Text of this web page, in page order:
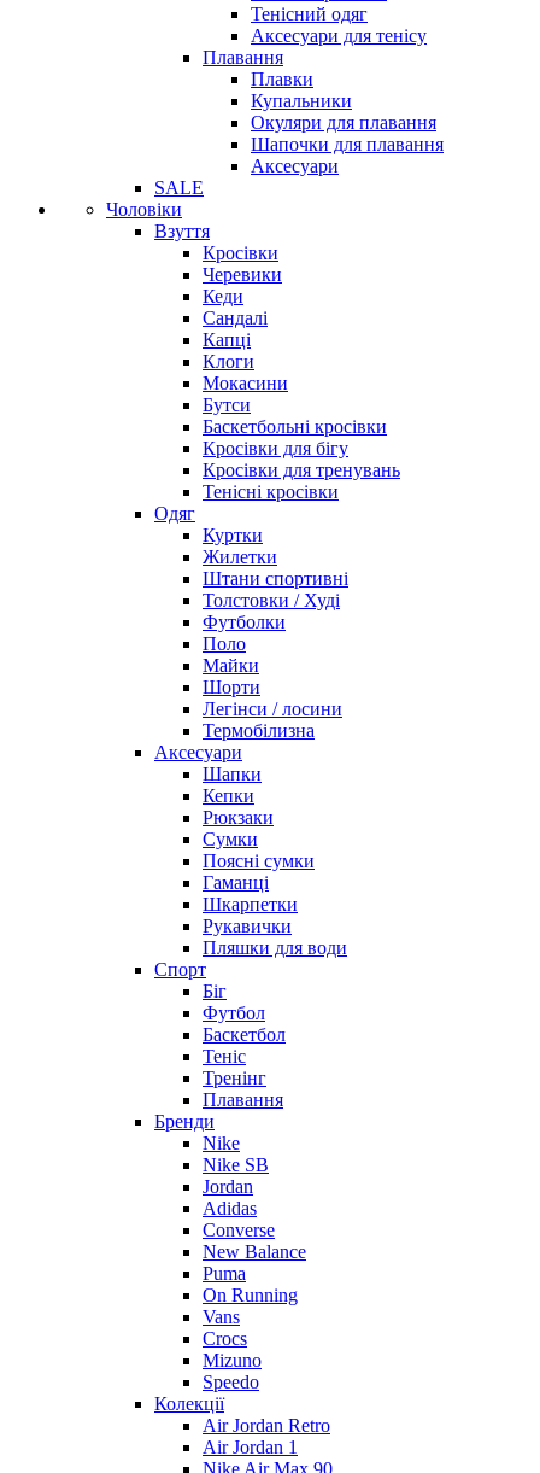
Тенісний одяг
Аксесуари для тенісу
Плавання
Плавки
Купальники
Окуляри для плавання
Шапочки для плавання
Аксесуари
SALE
Чоловіки
Взуття
Кросівки
Черевики
Кеди
Сандалі
Капці
Клоги
Мокасини
Бутси
Баскетбольні кросівки
Кросівки для бігу
Кросівки для тренувань
Тенісні кросівки
Одяг
Куртки
Жилетки
Штани спортивні
Толстовки / Худі
Футболки
Поло
Майки
Шорти
Легінси / лосини
Термобілизна
Аксесуари
Шапки
Кепки
Рюкзаки
Сумки
Поясні сумки
Гаманці
Шкарпетки
Рукавички
Пляшки для води
Спорт
Біг
Футбол
Баскетбол
Теніс
Тренінг
Плавання
Бренди
Nike
Nike SB
Jordan
Adidas
Converse
New Balance
Puma
On Running
Vans
Crocs
Mizuno
Speedo
Колекції
Air Jordan Retro
Air Jordan 1
Nike Air Max 90